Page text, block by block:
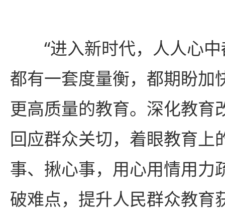
“进入新时代，人人心中
都有一套度量衡，都期盼加
更高质量的教育。深化教育
回应群众关切，着眼教育上
事、揪心事，用心用情用力
破难点，提升人民群众教育